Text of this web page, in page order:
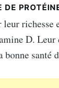
richesse
D.
santé